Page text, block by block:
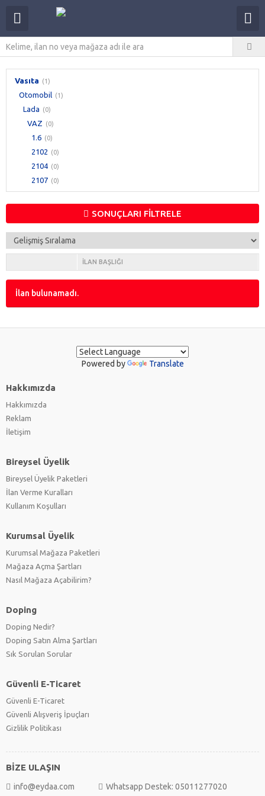
Vasıta (1)
Otomobil (1)
Lada (0)
VAZ (0)
1.6 (0)
2102 (0)
2104 (0)
2107 (0)
SONUÇLARI FİLTRELE
İLAN BAŞLIĞI
İlan bulunamadı.
Powered by Translate
Hakkımızda
Hakkımızda
Reklam
İletişim
Bireysel Üyelik
Bireysel Üyelik Paketleri
İlan Verme Kuralları
Kullanım Koşulları
Kurumsal Üyelik
Kurumsal Mağaza Paketleri
Mağaza Açma Şartları
Nasıl Mağaza Açabilirim?
Doping
Doping Nedir?
Doping Satın Alma Şartları
Sık Sorulan Sorular
Güvenli E-Ticaret
Güvenli E-Ticaret
Güvenli Alışveriş İpuçları
Gizlilik Politikası
BİZE ULAŞIN
info@eydaa.com Whatsapp Destek: 05011277020